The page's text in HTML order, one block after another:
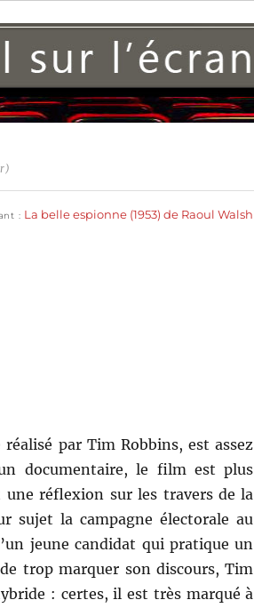
La belle espionne (1953) de Raoul Walsh
par Tim Robbins, est assez
documentaire, le film est plus
une réflexion sur les travers de la
sujet la campagne électorale au
jeune candidat qui pratique un
trop marquer son discours, Tim
: certes, il est très marqué à